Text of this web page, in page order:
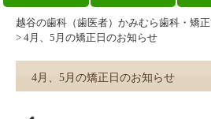
越谷の歯科（歯医者）かみむら歯科・矯
> 4月、5月の矯正日のお知らせ
4月、5月の矯正日のお知らせ